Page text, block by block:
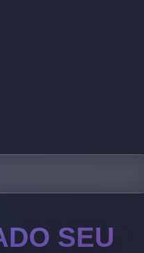
SEU